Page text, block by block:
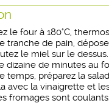
le four à 180°C,
tranche de pain,
le miel sur le dessus.
dizaine de minutes au
temps, préparez la
avec la vinaigrette et
fromages sont